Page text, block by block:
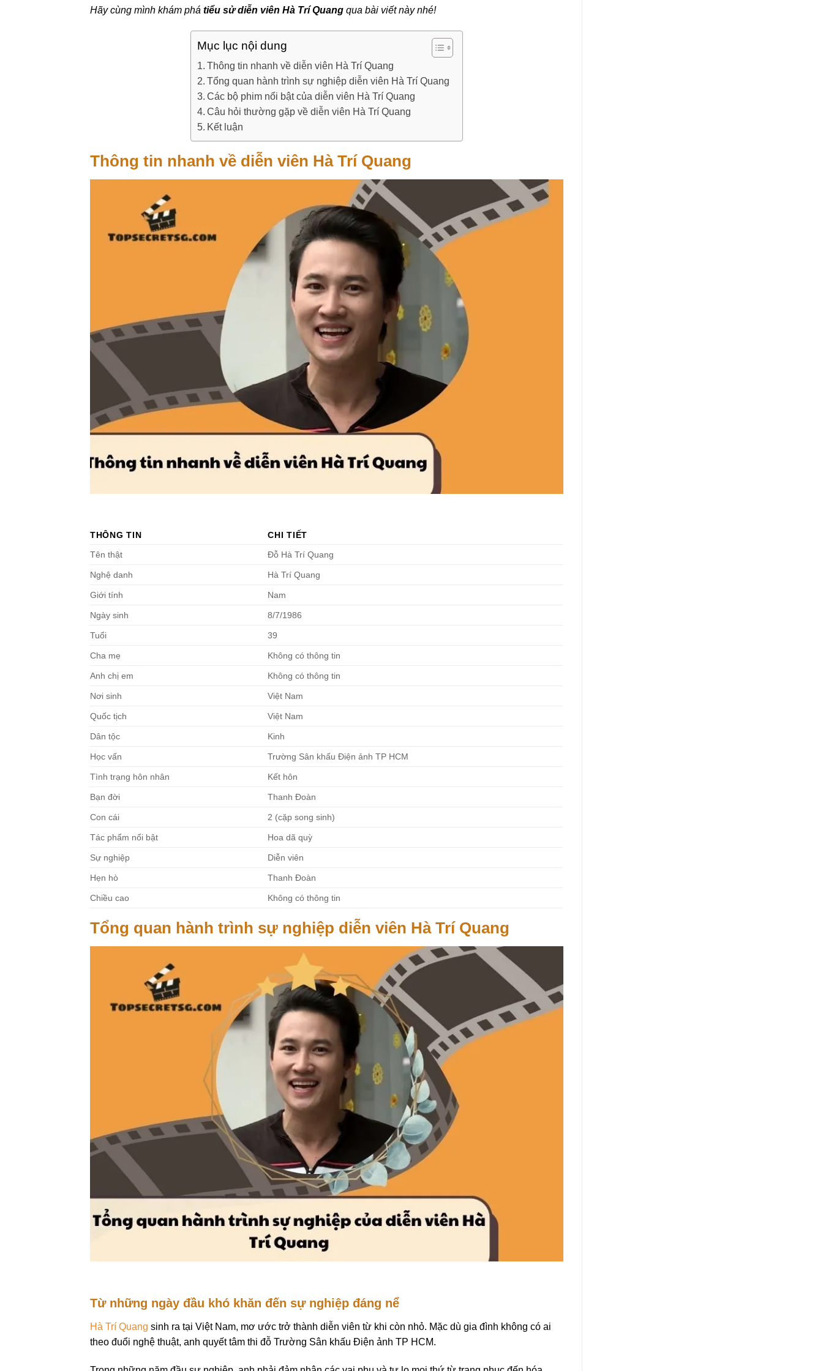
Hãy cùng mình khám phá tiểu sử diễn viên Hà Trí Quang qua bài viết này nhé!
Mục lục nội dung
Thông tin nhanh về diễn viên Hà Trí Quang
Tổng quan hành trình sự nghiệp diễn viên Hà Trí Quang
Các bộ phim nổi bật của diễn viên Hà Trí Quang
Câu hỏi thường gặp về diễn viên Hà Trí Quang
Kết luận
Thông tin nhanh về diễn viên Hà Trí Quang
THÔNG TIN
CHI TIẾT
Tên thật
Đỗ Hà Trí Quang
Nghệ danh Hà Trí Quang
Giới tính Nam
Ngày sinh 8/7/1986
Tuổi 39
Cha mẹ Không có thông tin
Anh chị em Không có thông tin
Nơi sinh Việt Nam
Quốc tịch Việt Nam
Dân tộc Kinh
Học vấn Trường Sân khấu Điện ảnh TP HCM
Tình trạng hôn nhân Kết hôn
Bạn đời Thanh Đoàn
Con cái 2 (cặp song sinh)
Tác phẩm nổi bật Hoa dã quỳ
Sự nghiệp Diễn viên
Hẹn hò Thanh Đoàn
Chiều cao Không có thông tin
Tổng quan hành trình sự nghiệp diễn viên Hà Trí Quang
Từ những ngày đầu khó khăn đến sự nghiệp đáng nể
Hà Trí Quang sinh ra tại Việt Nam, mơ ước trở thành diễn viên từ khi còn nhỏ. Mặc dù gia đình không có ai
theo đuổi nghệ thuật, anh quyết tâm thi đỗ Trường Sân khấu Điện ảnh TP HCM.